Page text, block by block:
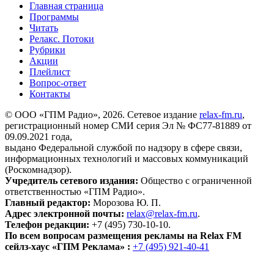
Главная страница
Программы
Читать
Релакс. Потоки
Рубрики
Акции
Плейлист
Вопрос-ответ
Контакты
© ООО «ГПМ Радио», 2026. Сетевое издание relax-fm.ru,
регистрационный номер СМИ серия Эл № ФС77-81889 от
09.09.2021 года,
выдано Федеральной службой по надзору в сфере связи,
информационных технологий и массовых коммуникаций
(Роскомнадзор).
Учредитель сетевого издания: Общество с ограниченной
ответственностью «ГПМ Радио».
Главный редактор: Морозова Ю. П.
Адрес электронной почты: relax@relax-fm.ru.
Телефон редакции: +7 (495) 730-10-10.
По всем вопросам размещения рекламы на Relax FM
сейлз-хаус «ГПМ Реклама» : +7 (495) 921-40-41